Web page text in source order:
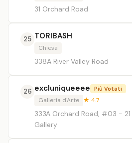
31 Orchard Road
25 TORIBASH
Chiesa
338A River Valley Road
26 excluniqueeee Più Votati
Galleria d'Arte ★ 4.7
333A Orchard Road, #03 -
Gallery